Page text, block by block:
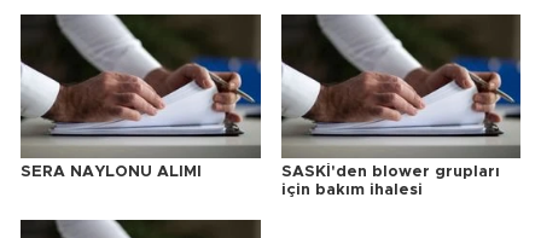
SERA NAYLONU ALIMI
SASKİ'den blower grupları
için bakım ihalesi